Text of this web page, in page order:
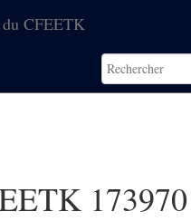
CFEETK
173970